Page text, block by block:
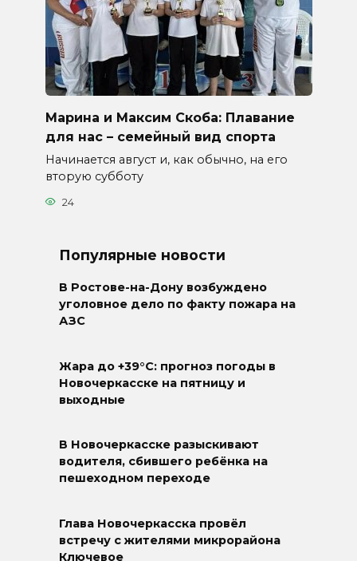
Марина и Максим Скоба: Плавание
для нас – семейный вид спорта
Начинается август и, как обычно, на его
вторую субботу
24
Популярные новости
В Ростове-на-Дону возбуждено
уголовное дело по факту пожара на
АЗС
Жара до +39°C: прогноз погоды в
Новочеркасске на пятницу и
выходные
В Новочеркасске разыскивают
водителя, сбившего ребёнка на
пешеходном переходе
Глава Новочеркасска провёл
встречу с жителями микрорайона
Ключевое